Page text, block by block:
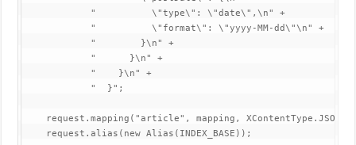
            "          \"type\": \"date\",\n" +
            "          \"format\": \"yyyy-MM-dd\"\n" +
            "        }\n" +
            "      }\n" +
            "    }\n" +
            "  }";
    request.mapping("article", mapping, XContentType.JSON);
    request.alias(new Alias(INDEX_BASE));